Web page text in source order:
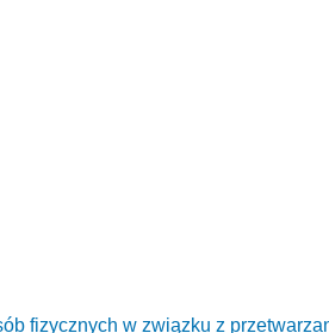
fizycznych w związku z